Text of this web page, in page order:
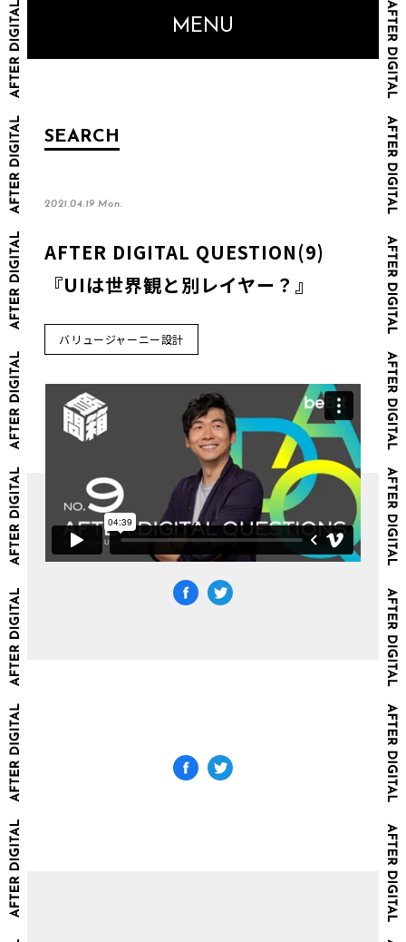
MENU
SEARCH
2021.04.19 Mon.
AFTER DIGITAL QUESTION(9)
『UIは世界観と別レイヤー？』
バリュージャーニー設計